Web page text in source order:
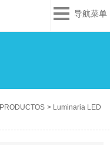
导航菜单
PRODUCTOS > Luminaria LED